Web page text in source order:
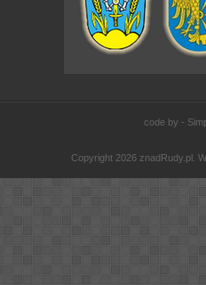
code by -
Copyright 2026 znadRudy.pl.